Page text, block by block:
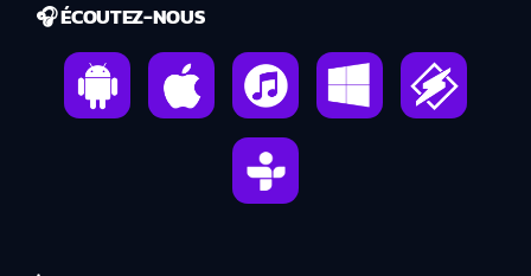
🎧 ÉCOUTEZ-NOUS